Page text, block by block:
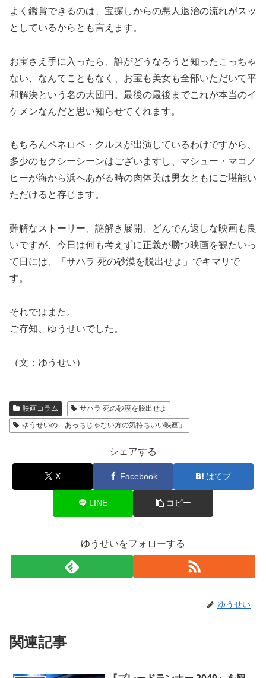
よく鑑賞できるのは、宝探しからの悪人退治の流れがスッ
としているからとも言えます。
お宝さえ手に入ったら、誰がどうなろうと知ったこっちゃ
ない、なんてこともなく、お宝も美女も全部いただいて平
和解決という名の大団円。最後の最後までこれが本当のイ
ケメンなんだと思い知らせてくれます。
もちろんペネロペ・クルスが出演しているわけですから、
多少のセクシーシーンはございますし、マシュー・マコノ
ヒーが海から浜へあがる時の肉体美は男女ともにご堪能い
ただけると存じます。
難解なストーリー、謎解き展開、どんでん返しな映画も良
いですが、今日は何も考えずに正義が勝つ映画を観たいっ
て日には、「サハラ 死の砂漠を脱出せよ」でキマリで
す。
それではまた。
ご存知、ゆうせいでした。
（文：ゆうせい）
映画コラム
サハラ 死の砂漠を脱出せよ
ゆうせいの「あっちじゃない方の気持ちいい映画」
シェアする
X Facebook はてブ
LINE コピー
ゆうせいをフォローする
ゆうせい
関連記事